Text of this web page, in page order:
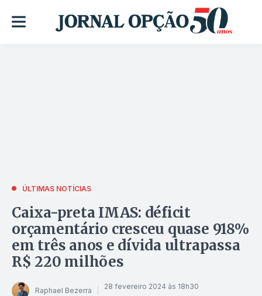
ÚLTIMAS NOTÍCIAS
Caixa-preta IMAS: déficit
orçamentário cresceu quase 918%
em três anos e dívida ultrapassa
R$ 220 milhões
Raphael Bezerra 28 fevereiro 2024 às 18h30